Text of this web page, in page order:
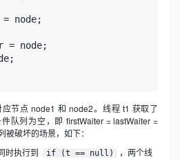
node;
= node;
节点 node1 和 node2。线程 t1 获取了
队列为空，即 firstWaiter = lastWaiter =
破坏的场景，如下：
时执行到
if (t == null)
，两个线